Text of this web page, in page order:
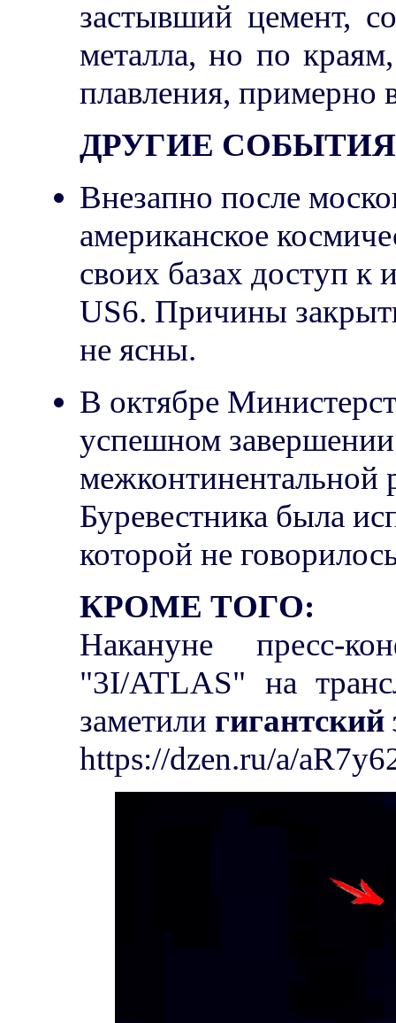
застывший цемент,
металла, но по
плавления, примерно
ДРУГИЕ
Внезапно после
американское
своих базах доступ к
US6. Причины
не ясны.
В октябре
успешном
межконтинентальной
Буревестника была
которой не
КРОМЕ ТОГО:
Накануне пресс-
"3I/ATLAS" на
заметили
https://dzen.ru/a/